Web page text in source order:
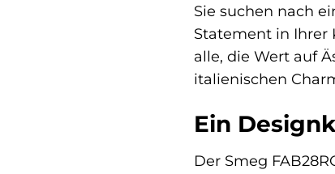
Sie suchen nach
Statement in Ihrer
alle, die Wert auf
italienischen
Ein
Der Smeg